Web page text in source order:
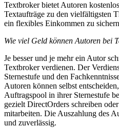
Textbroker bietet Autoren
Textaufträge zu den vielfältigsten
ein flexibles Einkommen zu
Wie viel Geld können Autoren bei
Je besser und je mehr ein Autor
Textbroker verdienen. Der
Sternestufe und den
Autoren können selbst
Auftragspool in ihrer Sternestufe
gezielt DirectOrders schreiben
mitarbeiten. Die Auszahlung des
und zuverlässig.